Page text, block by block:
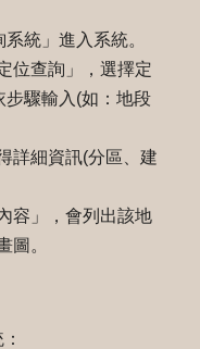
統」進入系統。
位查詢」，選擇定
步驟輸入(如：地段
詳細資訊(分區、建
容」，會列出該地
圖。